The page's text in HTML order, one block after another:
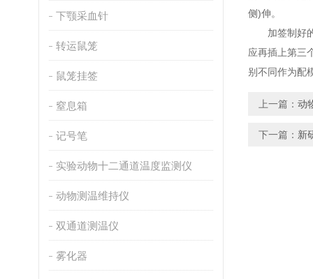
下颚采血针
转运鼠笼
鼠笼挂签
窒息箱
记号笔
实验动物十二通道温度监测仪
动物测温维持仪
双通道测温仪
雾化器
侧)伸。
加签制好的
应再插上第三
别不同作为配
上一篇： 动
下一篇： 新